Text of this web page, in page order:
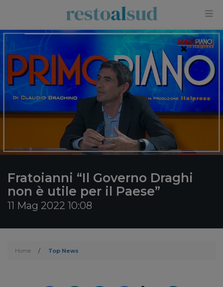
Fratoianni “Il Governo Draghi
non è utile per il Paese”
11 Mag 2022 10:08
Home / Top News
×